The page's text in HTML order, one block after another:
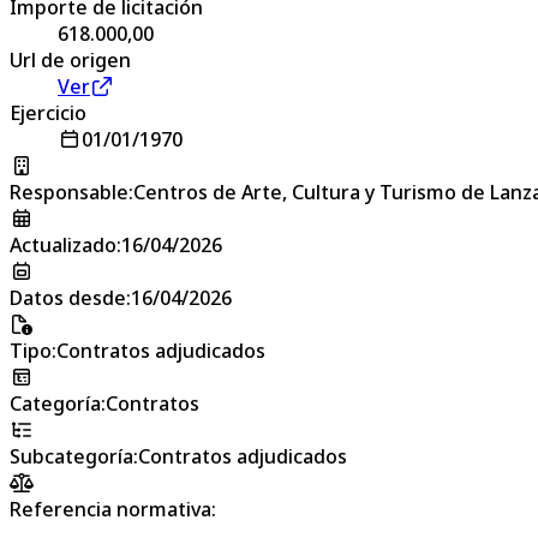
Importe de licitación
618.000,00
Url de origen
Ver
Ejercicio
01/01/1970
Responsable:Centros de Arte, Cultura y Turismo de
Actualizado:16/04/2026
Datos desde:16/04/2026
Tipo:Contratos adjudicados
Categoría:Contratos
Subcategoría:Contratos adjudicados
Referencia normativa: